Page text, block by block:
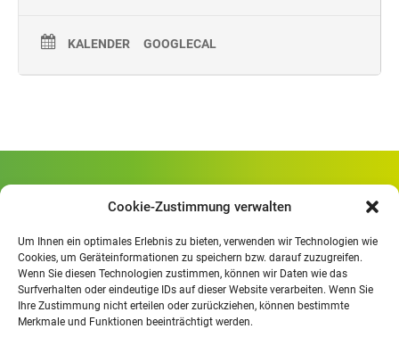
Cookie-Zustimmung verwalten
Um Ihnen ein optimales Erlebnis zu bieten, verwenden wir Technologien wie
Cookies, um Geräteinformationen zu speichern bzw. darauf zuzugreifen.
Wenn Sie diesen Technologien zustimmen, können wir Daten wie das
Surfverhalten oder eindeutige IDs auf dieser Website verarbeiten. Wenn Sie
Ihre Zustimmung nicht erteilen oder zurückziehen, können bestimmte
Merkmale und Funktionen beeinträchtigt werden.
KALENDER GOOGLECAL
Rheinlandstraße 80
Öffnungszeiten
Mo. - Fr.
07.30 - 13.00 Uhr
Mo. - Do.
13:30 - 15.30 Uhr